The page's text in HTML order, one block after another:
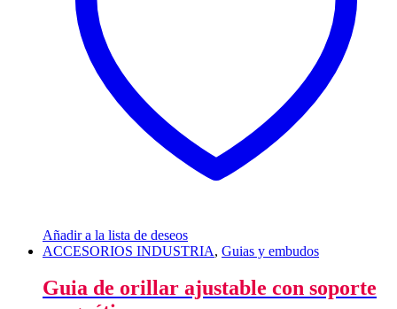
Añadir a la lista de deseos
ACCESORIOS INDUSTRIA, Guias y embudos
Guia de orillar ajustable con soporte